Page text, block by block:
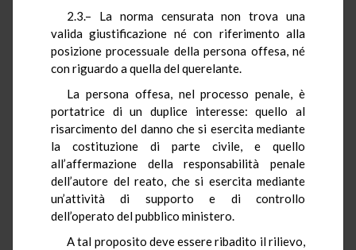
2.3.– La norma censurata non trova una
valida giustificazione né con riferimento alla
posizione processuale della persona offesa, né
con riguardo a quella del querelante.
La persona offesa, nel processo penale, è
portatrice di un duplice interesse: quello al
risarcimento del danno che si esercita mediante
la costituzione di parte civile, e quello
all’affermazione della responsabilità penale
dell’autore del reato, che si esercita mediante
un’attività di supporto e di controllo
dell’operato del pubblico ministero.
A tal proposito deve essere ribadito il rilievo,